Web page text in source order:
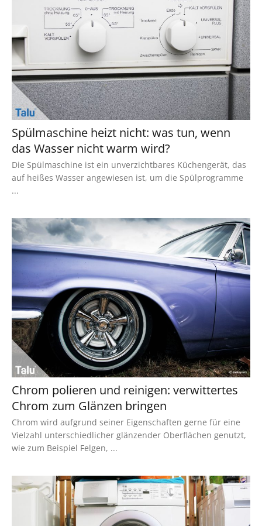
Spülmaschine heizt nicht: was tun, wenn
das Wasser nicht warm wird?
Die Spülmaschine ist ein unverzichtbares Küchengerät, das
auf heißes Wasser angewiesen ist, um die Spülprogramme
...
Chrom polieren und reinigen: verwittertes
Chrom zum Glänzen bringen
Chrom wird aufgrund seiner Eigenschaften gerne für eine
Vielzahl unterschiedlicher glänzender Oberflächen genutzt,
wie zum Beispiel Felgen, ...